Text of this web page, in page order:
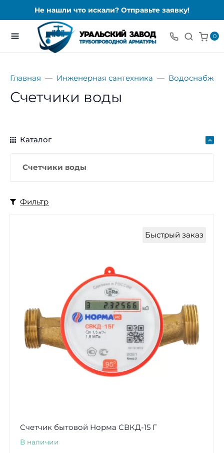
Не нашли что искали? Отправьте заявку!
0
Главная Инженерная сантехника
Счетчики воды
Каталог
Счетчики воды
Фильтр
Быстрый заказ
Счетчик бытовой Норма СВКД-15 Г
В наличии